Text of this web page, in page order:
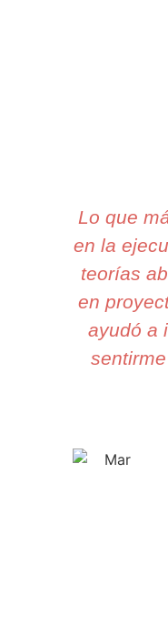
Lo que
en la
teorías
en
ayudó a